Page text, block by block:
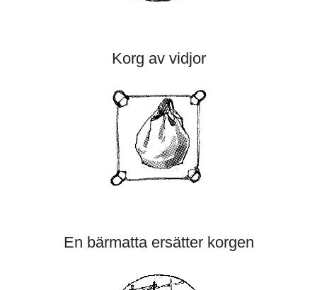
Korg av vidjor
En bärmatta ersätter korgen